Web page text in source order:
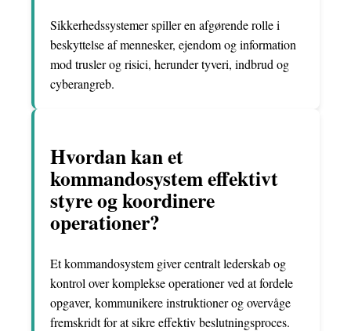
Sikkerhedssystemer spiller en afgørende rolle i
beskyttelse af mennesker, ejendom og information
mod trusler og risici, herunder tyveri, indbrud og
cyberangreb.
Hvordan kan et
kommandosystem effektivt
styre og koordinere
operationer?
Et kommandosystem giver centralt lederskab og
kontrol over komplekse operationer ved at fordele
opgaver, kommunikere instruktioner og overvåge
fremskridt for at sikre effektiv beslutningsproces.